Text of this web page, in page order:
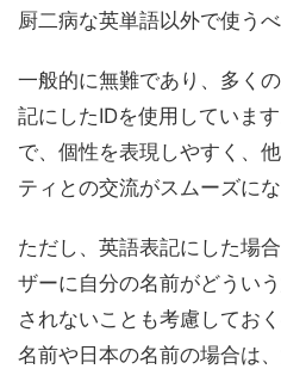
厨二病な英単語以外で使う
一般的に無難であり、多く
記にしたIDを使用していま
で、個性を表現しやすく、
ティとの交流がスムーズに
ただし、英語表記にした場
ザーに自分の名前がどうい
されないことも考慮してお
名前や日本の名前の場合は